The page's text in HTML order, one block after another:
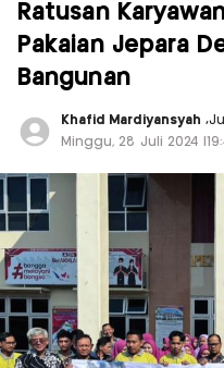
Ratusan
Pakaian Jepara
Bangunan
Khafid Mardiyansyah ,
Minggu, 28 Juli 2024